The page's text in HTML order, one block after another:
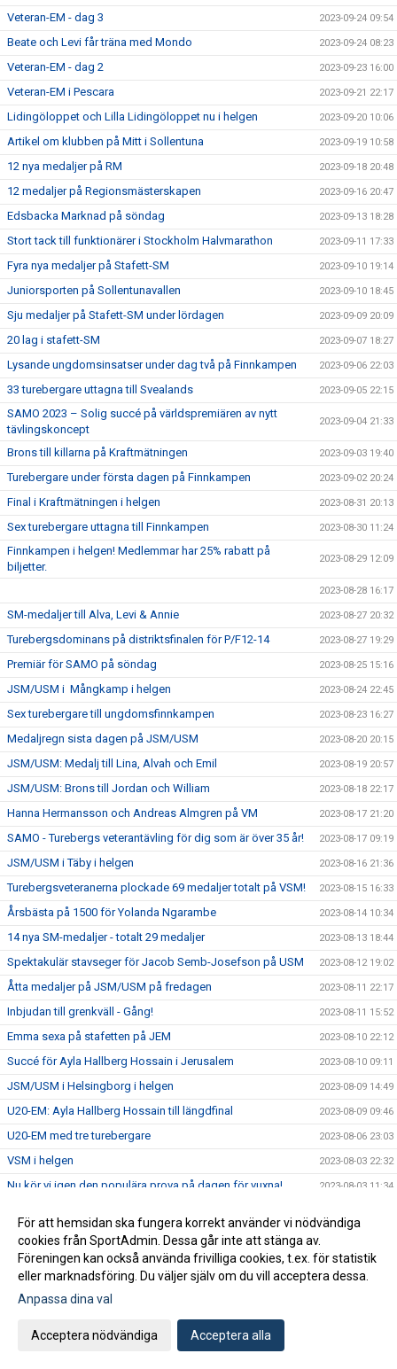
Veteran-EM - dag 3 2023-09-24 09:54
Beate och Levi får träna med Mondo 2023-09-24 08:23
Veteran-EM - dag 2 2023-09-23 16:00
Veteran-EM i Pescara 2023-09-21 22:17
Lidingöloppet och Lilla Lidingöloppet nu i helgen 2023-09-20 10:06
Artikel om klubben på Mitt i Sollentuna 2023-09-19 10:58
12 nya medaljer på RM 2023-09-18 20:48
12 medaljer på Regionsmästerskapen 2023-09-16 20:47
Edsbacka Marknad på söndag 2023-09-13 18:28
Stort tack till funktionärer i Stockholm Halvmarathon 2023-09-11 17:33
Fyra nya medaljer på Stafett-SM 2023-09-10 19:14
Juniorsporten på Sollentunavallen 2023-09-10 18:45
Sju medaljer på Stafett-SM under lördagen 2023-09-09 20:09
20 lag i stafett-SM 2023-09-07 18:27
Lysande ungdomsinsatser under dag två på Finnkampen 2023-09-06 22:03
33 turebergare uttagna till Svealands 2023-09-05 22:15
SAMO 2023 – Solig succé på världspremiären av nytt
tävlingskoncept
2023-09-04 21:33
Brons till killarna på Kraftmätningen 2023-09-03 19:40
Turebergare under första dagen på Finnkampen 2023-09-02 20:24
Final i Kraftmätningen i helgen 2023-08-31 20:13
Sex turebergare uttagna till Finnkampen 2023-08-30 11:24
Finnkampen i helgen! Medlemmar har 25% rabatt på
biljetter.
2023-08-29 12:09
2023-08-28 16:17
SM-medaljer till Alva, Levi & Annie 2023-08-27 20:32
Turebergsdominans på distriktsfinalen för P/F12-14 2023-08-27 19:29
Premiär för SAMO på söndag 2023-08-25 15:16
JSM/USM i Mångkamp i helgen 2023-08-24 22:45
Sex turebergare till ungdomsfinnkampen 2023-08-23 16:27
Medaljregn sista dagen på JSM/USM 2023-08-20 20:15
JSM/USM: Medalj till Lina, Alvah och Emil 2023-08-19 20:57
JSM/USM: Brons till Jordan och William 2023-08-18 22:17
Hanna Hermansson och Andreas Almgren på VM 2023-08-17 21:20
SAMO - Turebergs veterantävling för dig som är över 35 år! 2023-08-17 09:19
JSM/USM i Täby i helgen 2023-08-16 21:36
Turebergsveteranerna plockade 69 medaljer totalt på VSM! 2023-08-15 16:33
Årsbästa på 1500 för Yolanda Ngarambe 2023-08-14 10:34
14 nya SM-medaljer - totalt 29 medaljer 2023-08-13 18:44
Spektakulär stavseger för Jacob Semb-Josefson på USM 2023-08-12 19:02
Åtta medaljer på JSM/USM på fredagen 2023-08-11 22:17
Inbjudan till grenkväll - Gång! 2023-08-11 15:52
Emma sexa på stafetten på JEM 2023-08-10 22:12
Succé för Ayla Hallberg Hossain i Jerusalem 2023-08-10 09:11
JSM/USM i Helsingborg i helgen 2023-08-09 14:49
U20-EM: Ayla Hallberg Hossain till längdfinal 2023-08-09 09:46
U20-EM med tre turebergare 2023-08-06 23:03
VSM i helgen 2023-08-03 22:32
Nu kör vi igen den populära prova på dagen för vuxna! 2023-08-03 11:34
Hanna Hermansson SM-drottning i Söderhamn
SM-program för söndag 2023-07-30 10:02
Fem medaljer på den andra SM-dagen
SM-program för lördag
SM i Söderhamn - dag 1
För att hemsidan ska fungera korrekt använder vi nödvändiga
cookies från SportAdmin. Dessa går inte att stänga av.
Föreningen kan också använda frivilliga cookies, t.ex. för statistik
eller marknadsföring. Du väljer själv om du vill acceptera dessa.
Anpassa dina val
Acceptera nödvändiga Acceptera alla